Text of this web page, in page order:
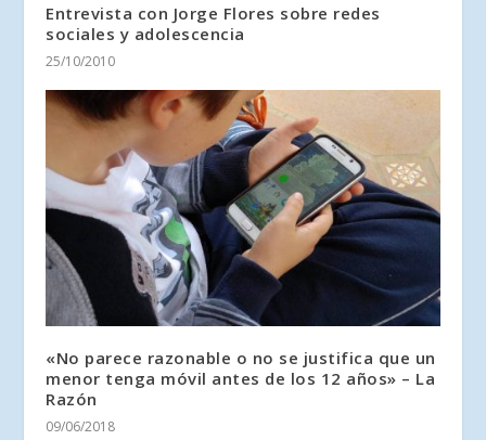
Entrevista con Jorge Flores sobre redes
sociales y adolescencia
25/10/2010
«No parece razonable o no se justifica que un
menor tenga móvil antes de los 12 años» – La
Razón
09/06/2018